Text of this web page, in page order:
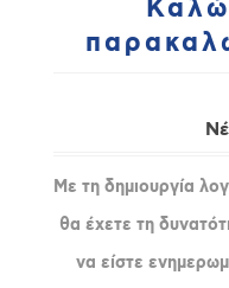
Με τη δημιουργία
θα έχετε τη
να είστε